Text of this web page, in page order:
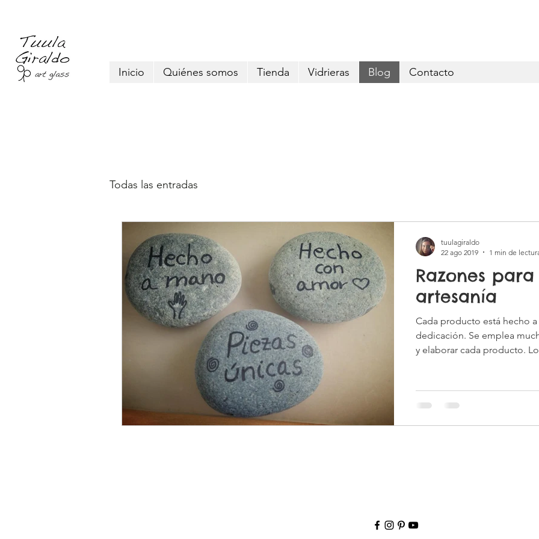
Inicio Quiénes somos Tienda Vidrieras Blog Contacto
Todas las entradas
Razones
artesanía
Cada producto está hecho
dedicación. Se emplea
y elaborar cada producto.
tuulagiraldo
22 ago 2019
1 min de